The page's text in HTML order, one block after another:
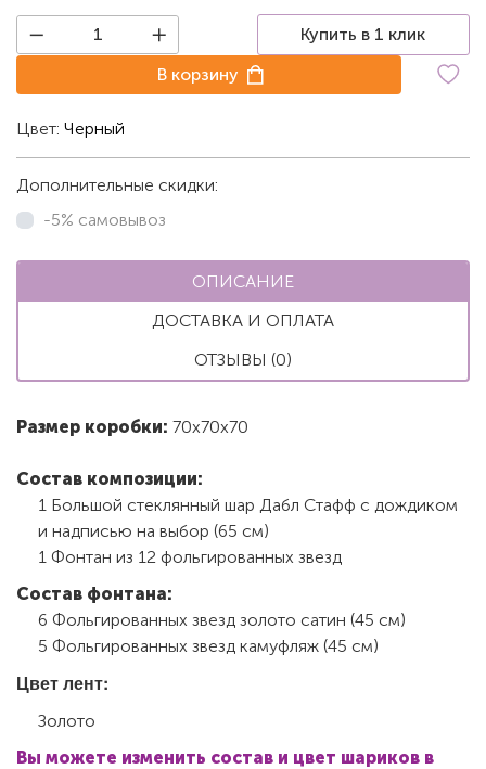
Купить в 1 клик
В корзину
Цвет: Черный
Дополнительные скидки:
-5% самовывоз
ОПИСАНИЕ
ДОСТАВКА И ОПЛАТА
ОТЗЫВЫ (0)
Размер коробки: 70х70х70
Состав композиции:
1 Большой стеклянный шар Дабл Стафф с дождиком
и надписью на выбор (65 см)
1 Фонтан из 12 фольгированных звезд
Состав фонтана:
6 Фольгированных звезд золото сатин (45 см)
5 Фольгированных звезд камуфляж (45 см)
Цвет лент:
Золото
Вы можете изменить состав и цвет шариков в